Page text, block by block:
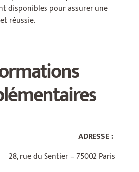
disponibles pour assurer une
réussie.
ADRESSE :
28, rue du Sentier – 75002 Paris